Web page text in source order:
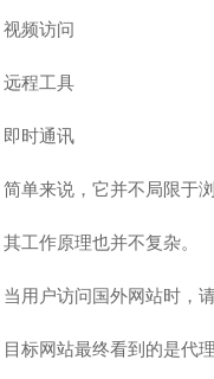
视频访问
远程工具
即时通讯
简单来说，它并不局限于
其工作原理也并不复杂。
当用户访问国外网站时，
目标网站最终看到的是代